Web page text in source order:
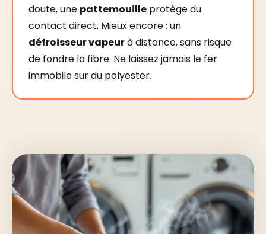
doute, une pattemouille protège du
contact direct. Mieux encore : un
défroisseur vapeurà distance, sans risque
de fondre la fibre. Ne laissez jamais le fer
immobile sur du polyester.